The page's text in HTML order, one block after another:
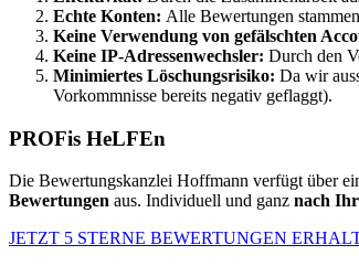
Echte Konten: Alle Bewertungen
Keine Verwendung von gefälschten
Keine IP-Adressenwechsler: Durch den
Minimiertes Löschungsrisiko: Da wir
Vorkommnisse bereits negativ geflaggt).
PROFis HeLFEn
Die Bewertungskanzlei Hoffmann verfügt über
Bewertungen aus. Individuell und ganz nach
JETZT 5 STERNE BEWERTUNGEN